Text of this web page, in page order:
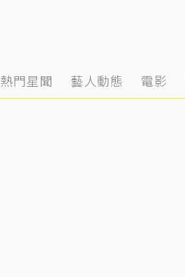
熱門星聞 藝人動態 電影